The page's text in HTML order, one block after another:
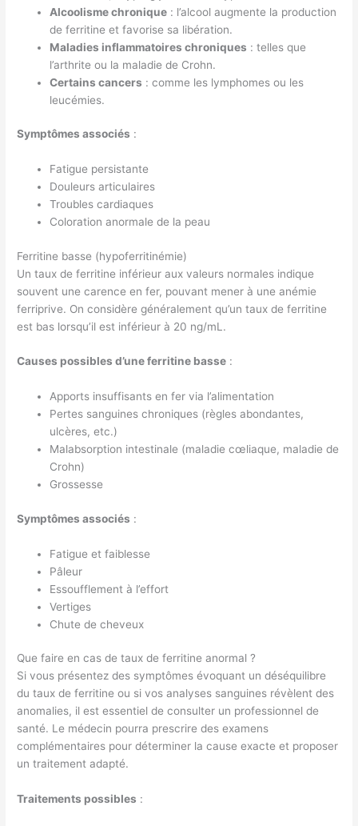
Alcoolisme chronique : l’alcool augmente la production
de ferritine et favorise sa libération.
Maladies inflammatoires chroniques : telles que
l’arthrite ou la maladie de Crohn.
Certains cancers : comme les lymphomes ou les
leucémies.
Symptômes associés :
Fatigue persistante
Douleurs articulaires
Troubles cardiaques
Coloration anormale de la peau
Ferritine basse (hypoferritinémie)
Un taux de ferritine inférieur aux valeurs normales indique
souvent une carence en fer, pouvant mener à une anémie
ferriprive. On considère généralement qu’un taux de ferritine
est bas lorsqu’il est inférieur à 20 ng/mL.
Causes possibles d’une ferritine basse :
Apports insuffisants en fer via l’alimentation
Pertes sanguines chroniques (règles abondantes,
ulcères, etc.)
Malabsorption intestinale (maladie cœliaque, maladie de
Crohn)
Grossesse
Symptômes associés :
Fatigue et faiblesse
Pâleur
Essoufflement à l’effort
Vertiges
Chute de cheveux
Que faire en cas de taux de ferritine anormal ?
Si vous présentez des symptômes évoquant un déséquilibre
du taux de ferritine ou si vos analyses sanguines révèlent des
anomalies, il est essentiel de consulter un professionnel de
santé. Le médecin pourra prescrire des examens
complémentaires pour déterminer la cause exacte et proposer
un traitement adapté.
Traitements possibles :